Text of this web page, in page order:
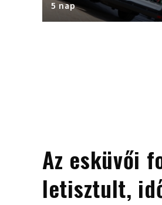
5 nap
Az esküvői
letisztult,